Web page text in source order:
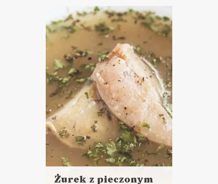
Czas przygotowania:
do 30 minut
DO CHLEBA
TYDZIEŃ WEGANIZMU ✌?
WIELKANOC ?
Żurek z pieczonym